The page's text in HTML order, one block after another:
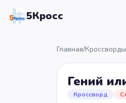
5Кросс
Главная/Кроссворды
Гений
Кроссворд